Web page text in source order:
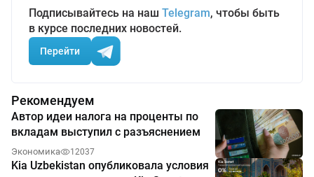
Подписывайтесь на наш Telegram, чтобы быть
в курсе последних новостей.
Перейти
Рекомендуем
Автор идеи налога на проценты по
вкладам выступил с разъяснением
Экономика 12037
Kia Uzbekistan опубликовала условия